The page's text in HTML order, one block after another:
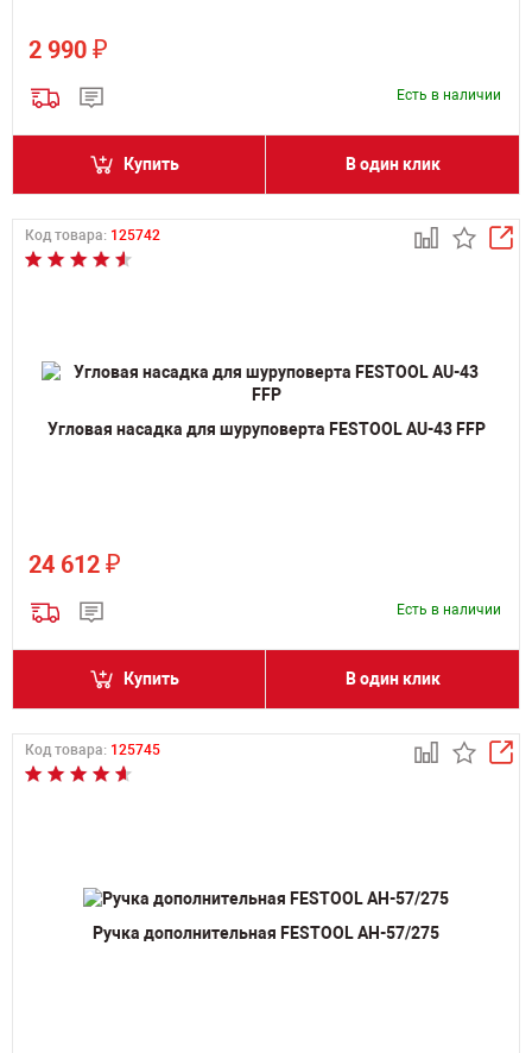
2 990 ₽
Есть в наличии
Купить В один клик
Код товара: 125742
Угловая насадка для шуруповерта FESTOOL AU-43 FFP
24 612 ₽
Есть в наличии
Купить В один клик
Код товара: 125745
Ручка дополнительная FESTOOL AH-57/275